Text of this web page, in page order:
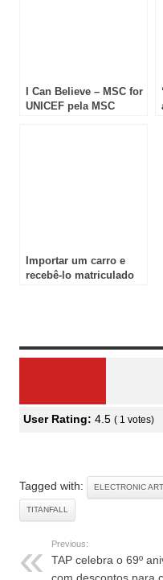
I Can Believe – MSC for
UNICEF pela MSC
Importar um carro e
recebê-lo matriculado
User Rating: 4.5 ( 1 votes)
Tagged with: ELECTRONIC
TITANFALL
Previous:
TAP celebra o 69º